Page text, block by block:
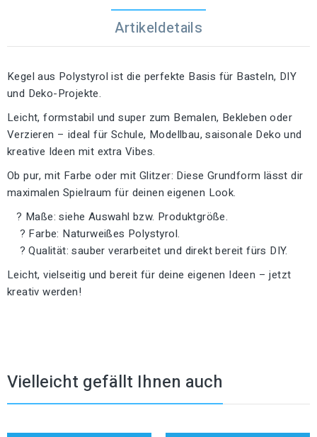
Artikeldetails
Kegel aus Polystyrol ist die perfekte Basis für Basteln, DIY
und Deko-Projekte.
Leicht, formstabil und super zum Bemalen, Bekleben oder
Verzieren – ideal für Schule, Modellbau, saisonale Deko und
kreative Ideen mit extra Vibes.
Ob pur, mit Farbe oder mit Glitzer: Diese Grundform lässt dir
maximalen Spielraum für deinen eigenen Look.
? Maße: siehe Auswahl bzw. Produktgröße.
? Farbe: Naturweißes Polystyrol.
? Qualität: sauber verarbeitet und direkt bereit fürs DIY.
Leicht, vielseitig und bereit für deine eigenen Ideen – jetzt
kreativ werden!
Vielleicht gefällt Ihnen auch